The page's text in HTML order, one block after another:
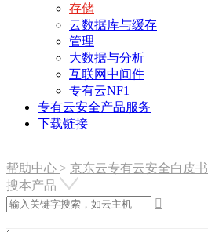
存储
云数据库与缓存
管理
大数据与分析
互联网中间件
专有云NF1
专有云安全产品服务
下载链接
帮助中心 > 京东云专有云安全白皮书
搜本产品
